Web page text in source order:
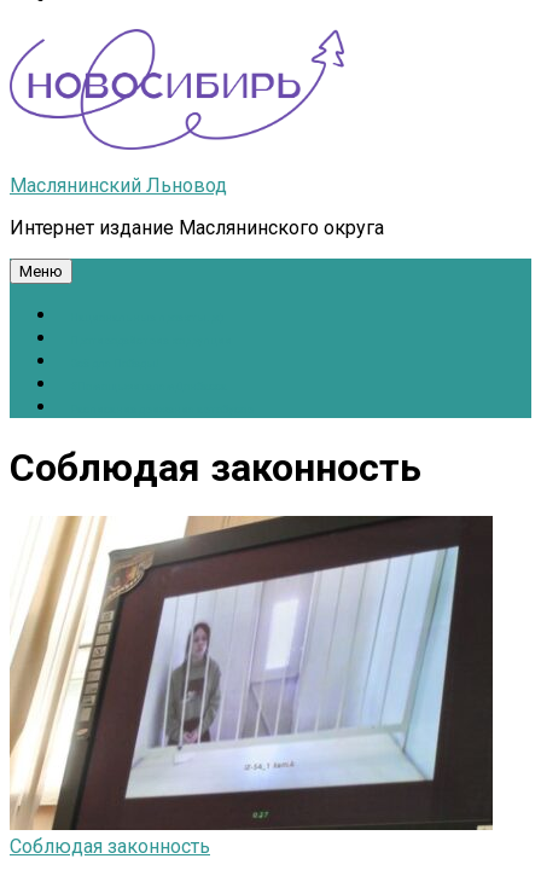
Маслянинский Льновод
Интернет издание Маслянинского округа
Меню
Соблюдая законность
Соблюдая законность